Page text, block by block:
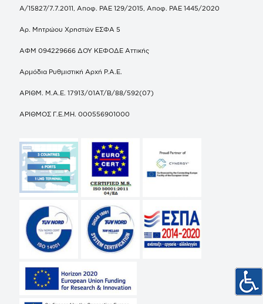
Α/15827/7.7.2011, Αποφ. ΡΑΕ 129/2015, Αποφ. ΡΑΕ 1445/2020
Αρ. Μητρώου Χρηστών ΕΣΦΑ 5
ΑΦΜ 094229666 ΔΟΥ ΚΕΦΟΔΕ Αττικής
Αρμόδια Ρυθμιστική Αρχή Ρ.Α.Ε.
ΑΡΙΘΜ. Μ.Α.Ε. 17913/01ΑΤ/Β/88/592(07)
ΑΡΙΘΜΟΣ Γ.Ε.ΜΗ. 000556901000